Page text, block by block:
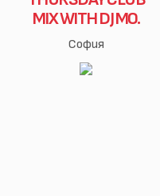
MIX WITH DJ MO.
София